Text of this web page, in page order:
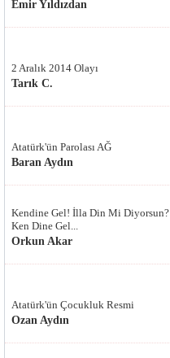
Emir Yıldızdan
2 Aralık 2014 Olayı
Tarık C.
Atatürk'ün Parolası AĞ
Baran Aydın
Kendine Gel! İlla Din Mi Diyorsun?
Ken Dine Gel...
Orkun Akar
Atatürk'ün Çocukluk Resmi
Ozan Aydın